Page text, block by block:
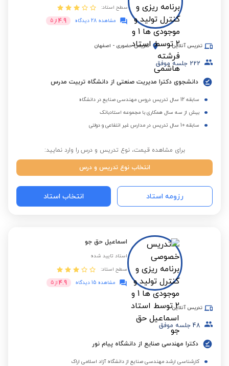
سطح استاد:
مشاهده 28 دیدگاه
4.9 از 5
تدریس آنلاین تدریس حضوری - اصفهان
222 جلسه موفق
دانشجوی دکترا مدیریت صنعتی از دانشگاه تربیت مدرس
سابقه 12 سال تدریس دروس مهندسی صنایع در دانشگاه
بیش از سه سال همکاری با مجموعه استادبانک
سابقه 10 سال تدریس در مدارس غیر انتفاعی و دولتی
برای مشاهده قیمت، نوع تدریس و درس را وارد نمایید:
انتخاب نوع تدریس و درس
رزومه استاد انتخاب استاد
اسماعیل حق جو
استاد تایید شده
سطح استاد:
مشاهده 15 دیدگاه
4.9 از 5
تدریس آنلاین
48 جلسه موفق
دکترا مهندسی صنایع از دانشگاه پیام نور
کارشناسی ارشد مهندسی صنایع از دانشگاه آزاد اسلامی اراک